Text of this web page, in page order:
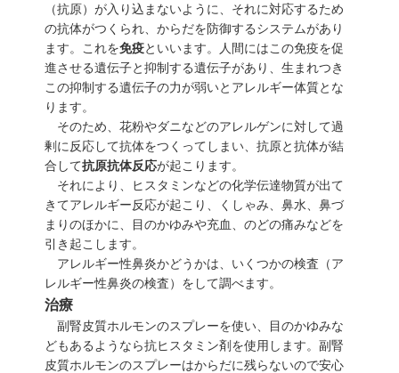
（抗原）が入り込まないように、それに対応するため
の抗体がつくられ、からだを防御するシステムがあり
ます。これを免疫といいます。人間にはこの免疫を促
進させる遺伝子と抑制する遺伝子があり、生まれつき
この抑制する遺伝子の力が弱いとアレルギー体質とな
ります。
そのため、花粉やダニなどのアレルゲンに対して過
剰に反応して抗体をつくってしまい、抗原と抗体が結
合して抗原抗体反応が起こります。
それにより、ヒスタミンなどの化学伝達物質が出て
きてアレルギー反応が起こり、くしゃみ、鼻水、鼻づ
まりのほかに、目のかゆみや充血、のどの痛みなどを
引き起こします。
アレルギー性鼻炎かどうかは、いくつかの検査（ア
レルギー性鼻炎の検査）をして調べます。
治療
副腎皮質ホルモンのスプレーを使い、目のかゆみな
どもあるようなら抗ヒスタミン剤を使用します。副腎
皮質ホルモンのスプレーはからだに残らないので安心